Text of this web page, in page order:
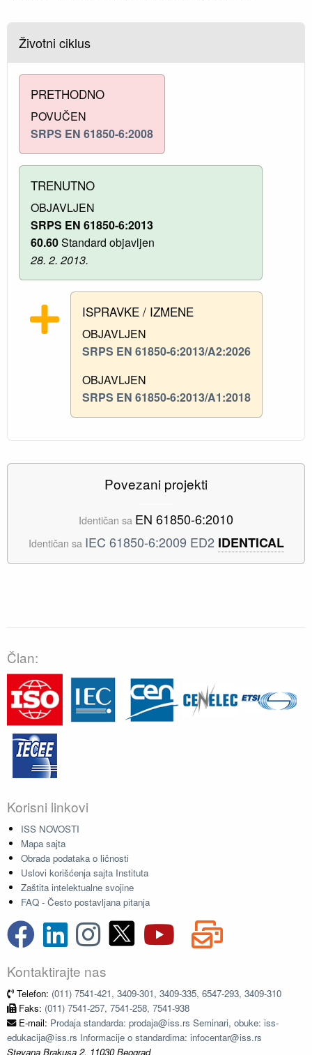
Životni ciklus
PRETHODNO
POVUČEN
SRPS EN 61850-6:2008
TRENUTNO
OBJAVLJEN
SRPS EN 61850-6:2013
60.60Standard objavljen
28. 2. 2013.
ISPRAVKE / IZMENE
OBJAVLJEN
SRPS EN 61850-6:2013/A2:2026
OBJAVLJEN
SRPS EN 61850-6:2013/A1:2018
Povezani projekti
Identičan sa EN 61850-6:2010
Identičan sa IEC 61850-6:2009 ED2 IDENTICAL
Član:
Korisni linkovi
ISS NOVOSTI
Mapa sajta
Obrada podataka o ličnosti
Uslovi korišćenja sajta Instituta
Zaštita intelektualne svojine
FAQ - Često postavljana pitanja
Kontaktirajte nas
Telefon: (011) 7541-421, 3409-301, 3409-335, 6547-293, 3409-310
Faks: (011) 7541-257, 7541-258, 7541-938
E-mail: Prodaja standarda: prodaja@iss.rs Seminari, obuke: iss-
edukacija@iss.rs Informacije o standardima: infocentar@iss.rs
Stevana Brakusa 2, 11030 Beograd